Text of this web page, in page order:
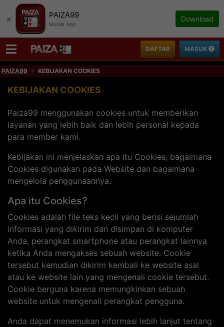
× PAIZA99
Mobile App
Download
DAFTAR MASUK
PAIZA99 KEBIJAKAN COOKIES
KEBIJAKAN COOKIES
Paiza99 menggunakan cookies untuk memberikan
layanan yang lebih baik dan lebih personal kepada
para member kami.
Kebijakan ini menjelaskan apa itu Cookies, bagaimana
Cookies digunakan pada Website dan bagaimana
mengelola penggunaannya.
Apa itu Cookies?
Cookies adalah file teks kecil yang berisi sejumlah
informasi yang dikirim dan disimpan di komputer
Anda, perangkat smartphone atau perangkat lainnya
ketika Anda mengakses sebuah website. Cookie
tersebut kemudian dikirim kembali ke website asal
atau ke website lain yang mengenali cookie tersebut.
Cookie berguna karena memungkinkan sebuah
website untuk mengenali perangkat pengguna.
Anda dapat menemukan informasi lebih lanjut tentang